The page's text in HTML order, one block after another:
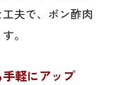
ボリューム
合わせでさっ
夫で、ポン酢肉
。
軽にアップ